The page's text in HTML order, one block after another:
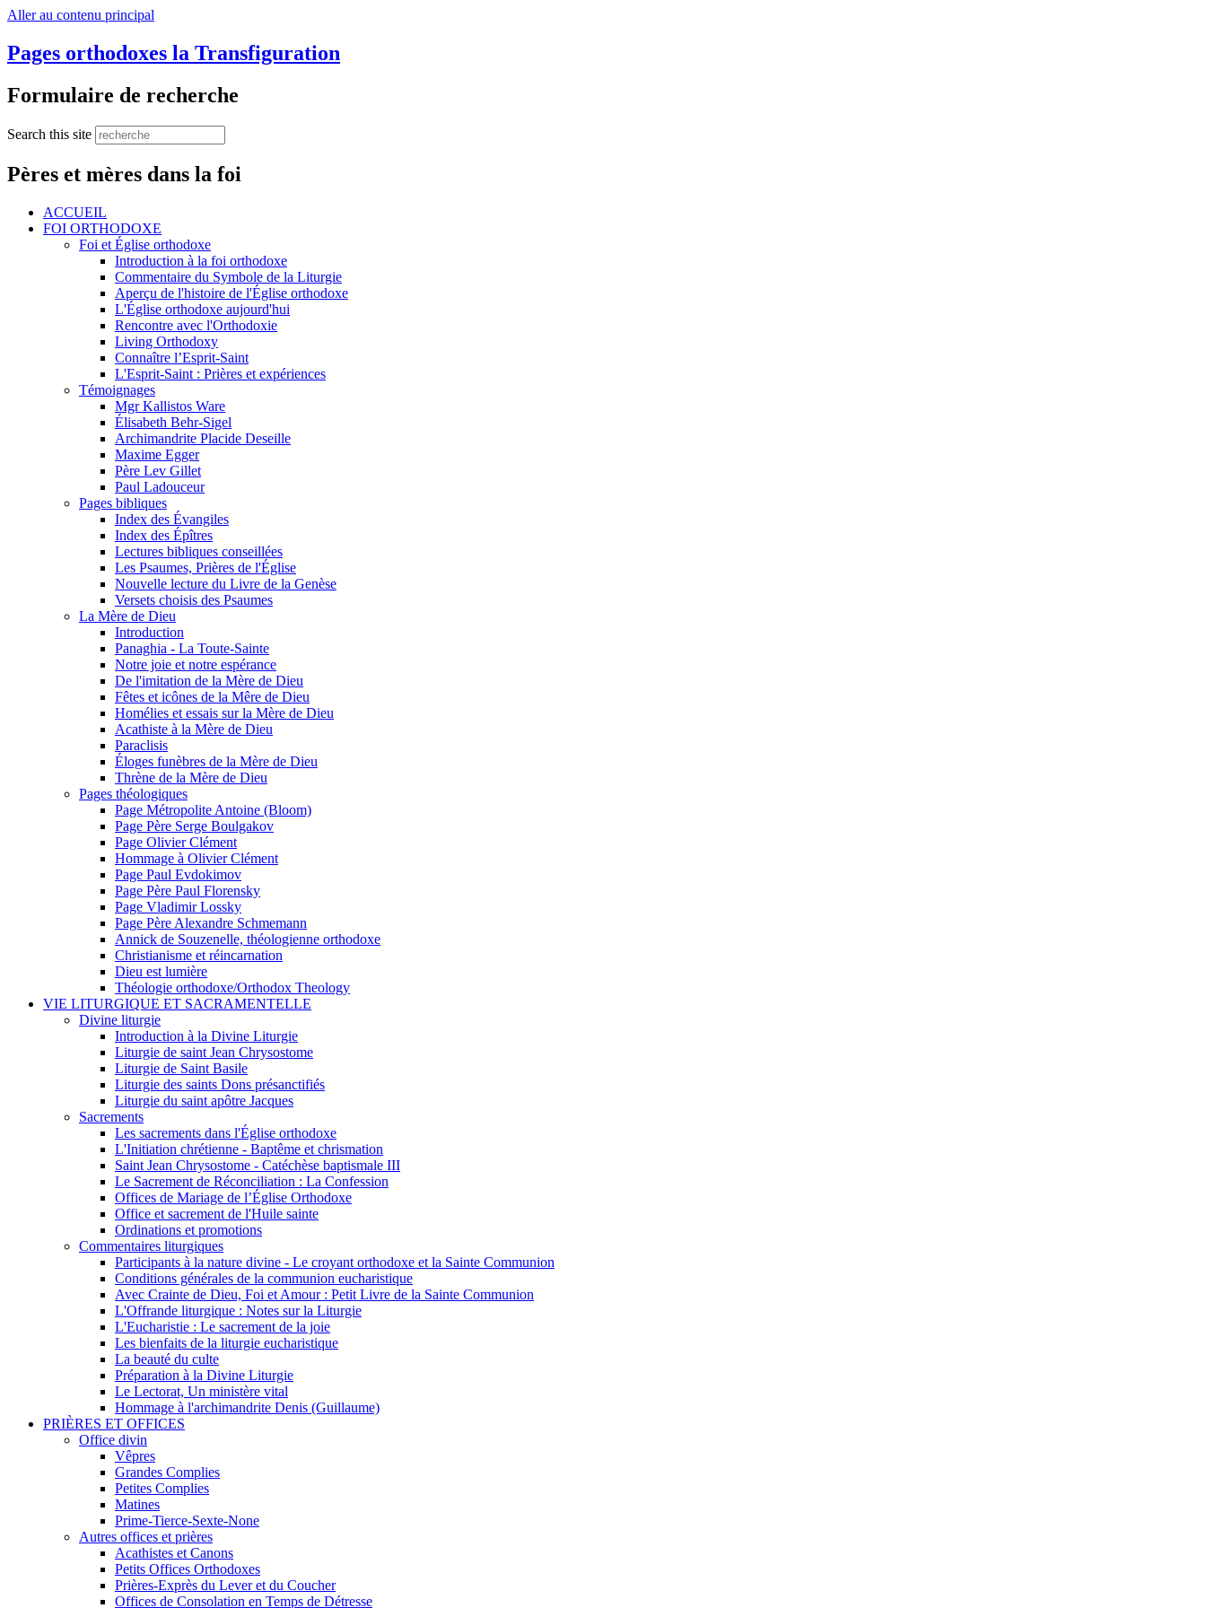
Aller au contenu principal
Pages orthodoxes la Transfiguration
Formulaire de recherche
Search this site
Pères et mères dans la foi
ACCUEIL
FOI ORTHODOXE
Foi et Église orthodoxe
Introduction à la foi orthodoxe
Commentaire du Symbole de la Liturgie
Aperçu de l'histoire de l'Église orthodoxe
L'Église orthodoxe aujourd'hui
Rencontre avec l'Orthodoxie
Living Orthodoxy
Connaître l’Esprit-Saint
L'Esprit-Saint : Prières et expériences
Témoignages
Mgr Kallistos Ware
Élisabeth Behr-Sigel
Archimandrite Placide Deseille
Maxime Egger
Père Lev Gillet
Paul Ladouceur
Pages bibliques
Index des Évangiles
Index des Épîtres
Lectures bibliques conseillées
Les Psaumes, Prières de l'Église
Nouvelle lecture du Livre de la Genèse
Versets choisis des Psaumes
La Mère de Dieu
Introduction
Panaghia - La Toute-Sainte
Notre joie et notre espérance
De l'imitation de la Mère de Dieu
Fêtes et icônes de la Mêre de Dieu
Homélies et essais sur la Mère de Dieu
Acathiste à la Mère de Dieu
Paraclisis
Éloges funèbres de la Mère de Dieu
Thrène de la Mère de Dieu
Pages théologiques
Page Métropolite Antoine (Bloom)
Page Père Serge Boulgakov
Page Olivier Clément
Hommage à Olivier Clément
Page Paul Evdokimov
Page Père Paul Florensky
Page Vladimir Lossky
Page Père Alexandre Schmemann
Annick de Souzenelle, théologienne orthodoxe
Christianisme et réincarnation
Dieu est lumière
Théologie orthodoxe/Orthodox Theology
VIE LITURGIQUE ET SACRAMENTELLE
Divine liturgie
Introduction à la Divine Liturgie
Liturgie de saint Jean Chrysostome
Liturgie de Saint Basile
Liturgie des saints Dons présanctifiés
Liturgie du saint apôtre Jacques
Sacrements
Les sacrements dans l'Église orthodoxe
L'Initiation chrétienne - Baptême et chrismation
Saint Jean Chrysostome - Catéchèse baptismale III
Le Sacrement de Réconciliation : La Confession
Offices de Mariage de l’Église Orthodoxe
Office et sacrement de l'Huile sainte
Ordinations et promotions
Commentaires liturgiques
Participants à la nature divine - Le croyant orthodoxe et la Sainte Communion
Conditions générales de la communion eucharistique
Avec Crainte de Dieu, Foi et Amour : Petit Livre de la Sainte Communion
L'Offrande liturgique : Notes sur la Liturgie
L'Eucharistie : Le sacrement de la joie
Les bienfaits de la liturgie eucharistique
La beauté du culte
Préparation à la Divine Liturgie
Le Lectorat, Un ministère vital
Hommage à l'archimandrite Denis (Guillaume)
PRIÈRES ET OFFICES
Office divin
Vêpres
Grandes Complies
Petites Complies
Matines
Prime-Tierce-Sexte-None
Autres offices et prières
Acathistes et Canons
Petits Offices Orthodoxes
Prières-Exprès du Lever et du Coucher
Offices de Consolation en Temps de Détresse